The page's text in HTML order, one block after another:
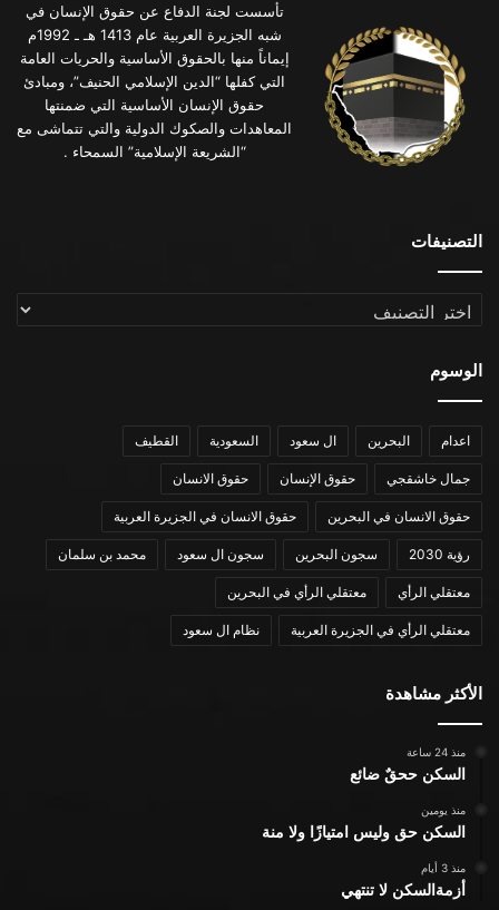
تأسست لجنة الدفاع عن حقوق الإنسان في
شبه الجزيرة العربية عام 1413 هـ ـ 1992م
إيماناً منها بالحقوق الأساسية والحريات العامة
التي كفلها “الدين الإسلامي الحنيف”، ومبادئ
حقوق الإنسان الأساسية التي ضمنتها
المعاهدات والصكوك الدولية والتي تتماشى مع
“الشريعة الإسلامية” السمحاء .
التصنيفات
التصنيفات
الوسوم
اعدام البحرين ال سعود السعودية القطيف
جمال خاشقجي حقوق الإنسان حقوق الانسان
حقوق الانسان في البحرين حقوق الانسان في الجزيرة العربية
رؤية 2030 سجون البحرين سجون ال سعود محمد بن سلمان
معتقلي الرأي معتقلي الرأي في البحرين
معتقلي الرأي في الجزيرة العربية نظام ال سعود
الأكثر مشاهدة
منذ 24 ساعة
السكن ححقٌ ضائع
منذ يومين
السكن حق وليس امتيازًا ولا منة
منذ 3 أيام
أزمةالسكن لا تنتهي